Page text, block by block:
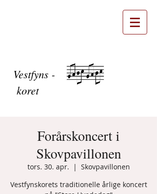
Vestfyns -
koret
Forårskoncert i
Skovpavillonen
tors. 30. apr.
  |
Skovpavillonen
Vestfynskorets traditionelle årlige koncert